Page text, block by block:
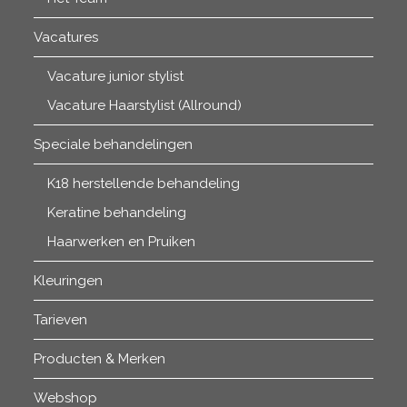
Vacatures
Vacature junior stylist
Vacature Haarstylist (Allround)
Speciale behandelingen
K18 herstellende behandeling
Keratine behandeling
Haarwerken en Pruiken
Kleuringen
Tarieven
Producten & Merken
Webshop